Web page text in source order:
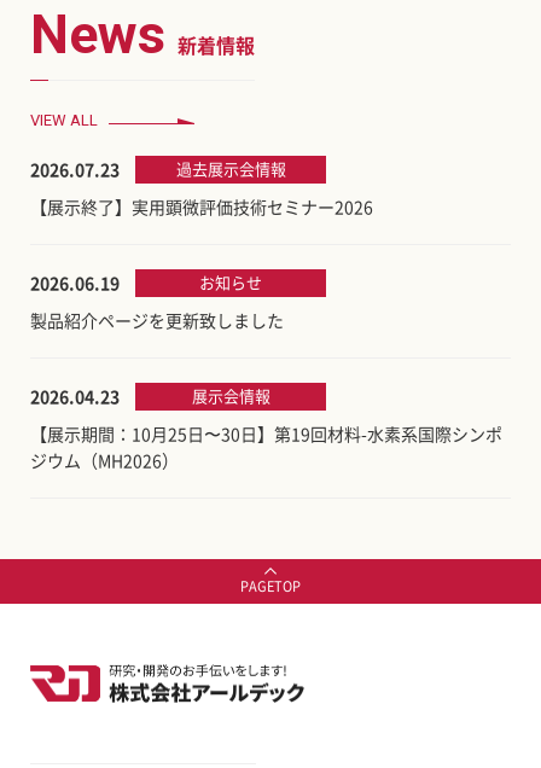
News 新着情報
VIEW ALL
2026.07.23 過去展示会情報
【展示終了】実用顕微評価技術セミナー2026
2026.06.19 お知らせ
製品紹介ページを更新致しました
2026.04.23 展示会情報
【展示期間：10月25日〜30日】第19回材料-水素系国際シンポ
ジウム（MH2026）
PAGETOP